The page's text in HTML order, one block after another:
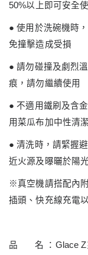
50%以上即可安全
●使用於洗碗機時
免撞擊造成受損
●請勿碰撞及劇烈
痕，請勿繼續使用
●不適用鐵刷及含
用菜瓜布加中性清
●清洗時，請緊握
近火源及曝曬於陽
※真空機請搭配內
插頭、快充線充電
品 名 ： Glace Z